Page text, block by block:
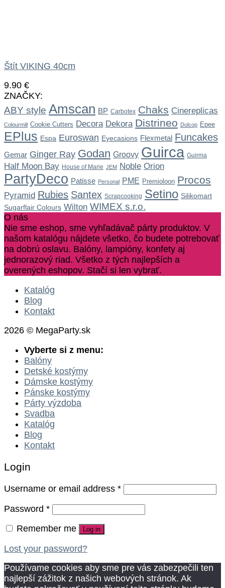
Štít VIKING 40cm
9.90 €
ZNAČKY:
ABY style Amscan BP Carbotex Chaks Cinereplicas
Colourmill Cookie Cutters Decora Dekora Distrineo Dulcop Epee
EPlus Espa Euroswan Eyecasions Flexmetal Funcakes
Gemar Ginger Ray Godan Groovy Guirca Guirma
Half Moon Bay House of Marie JEM Noble Orion
PartyDeco Patisse Personal PME Premioloon Procos
Pyramid Rubies Santex Scrapcooking Setino Silikomart
Sugarflair Colours Wilton WIMEX s.r.o.
O nás
Nie sme eshop, sme vyhľadávač párty produktov. V
našom katalógu nájdete všetko, čo budete potrebovať
na dobrú oslavu. Balóny, lampióny, konfety aj
jednorazový riad. Všetko z tých najlepších a
overených eshopov. Stačí si len vybrať.
Katalóg
Blog
Kontakt
2026 © MegaParty.sk
Vyberte si z menu:
Balóny
Detské kostýmy
Dámske kostýmy
Pánske kostýmy
Párty výzdoba
Svadba
Katalóg
Blog
Kontakt
Login
Username or email address *
Password *
Remember me
Log in
Lost your password?
Používame cookies aby sme pre vás zabezpečili ten
najlepší zážitok z našich webových stránok. Ak